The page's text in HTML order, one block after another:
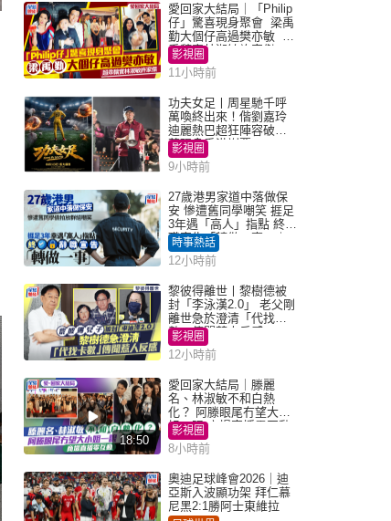
愛回家大結局｜「Philip
仔」驚喜現身聚會 梁禹
勤大個仔高過樊亦敏 超
乖黐實林淑敏許家傑
影視圈
11小時前
功夫女足丨周星馳千呼
萬喚終出來！偕劉嘉玲
迪麗熱巴超狂陣容破天
荒現身香港謝票
影視圈
9小時前
27歲港男家道中落做保
安 慘遭舊同學嘲笑 捱足
3年遇「高人」指點 終辭
職宣告「轉做一事」｜
Juicy叮
時事熱話
12小時前
黎彼得離世丨黎樹德被
封「李泳漢2.0」 老父剛
離世急於澄清「代找卡
數」傳聞惹人反感
影視圈
12小時前
18:50
愛回家大結局｜滕麗
名、林淑敏不和白熱
化？ 阿滕眼尾冇望大小
姐一眼 商場直播零互動
影視圈
8小時前
奧迪足球峰會2026｜迪
亞斯入波顯功架 拜仁慕
尼黑2:1勝阿士東維拉